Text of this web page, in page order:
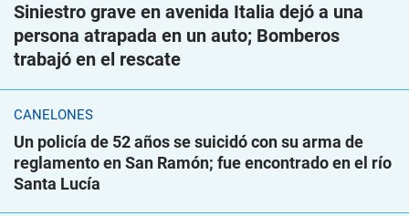
Siniestro grave en avenida Italia dejó a una
persona atrapada en un auto; Bomberos
trabajó en el rescate
CANELONES
Un policía de 52 años se suicidó con su arma de
reglamento en San Ramón; fue encontrado en el río
Santa Lucía